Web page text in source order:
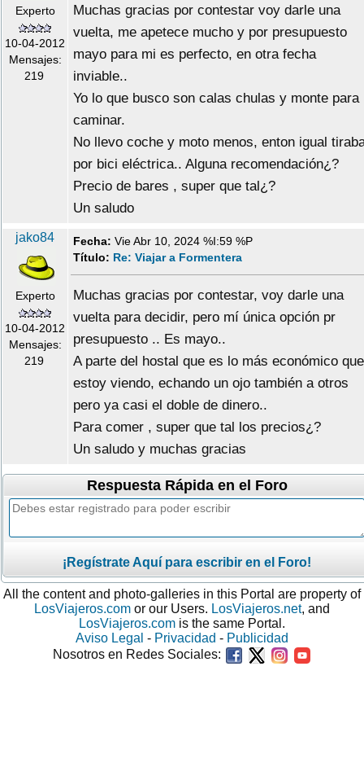
Experto
10-04-2012
Mensajes:
219
Muchas gracias por contestar voy darle una
vuelta, me apetece mucho y por presupuesto
mayo para mi es perfecto, en otra fecha
inviable..
Yo lo que busco son calas chulas y monte para
caminar.
No llevo coche y moto menos, enton igual
por bici eléctrica.. Alguna recomendación¿?
Precio de bares , super que tal¿?
Un saludo
jako84
Experto
10-04-2012
Mensajes:
219
Fecha: Vie Abr 10, 2024 %I:59 %P
Título: Re: Viajar a Formentera
Muchas gracias por contestar, voy darle una
vuelta para decidir, pero mí única opción pr
presupuesto .. Es mayo..
A parte del hostal que es lo más económico que
estoy viendo, echando un ojo también a otros
pero ya casi el doble de dinero..
Para comer , super que tal los precios¿?
Un saludo y muchas gracias
Respuesta Rápida en el Foro
¡Regístrate Aquí para escribir en el Foro!
All the content and photo-galleries in this Portal are property of
LosViajeros.com or our Users. LosViajeros.net, and
LosViajeros.com is the same Portal.
Aviso Legal - Privacidad - Publicidad
Nosotros en Redes Sociales: